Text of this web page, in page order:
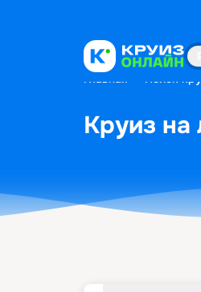
Главная Поиск
Круиз на